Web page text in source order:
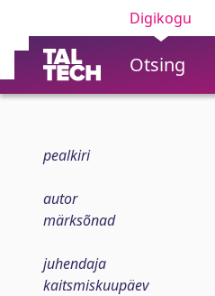
Digikogu
Otsing
pealkiri
autor
märksõnad
juhendaja
kaitsmiskuupäev